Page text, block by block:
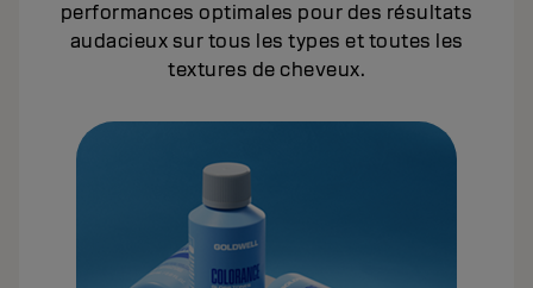
performances optimales pour des résultats
audacieux sur tous les types et toutes les
textures de cheveux.